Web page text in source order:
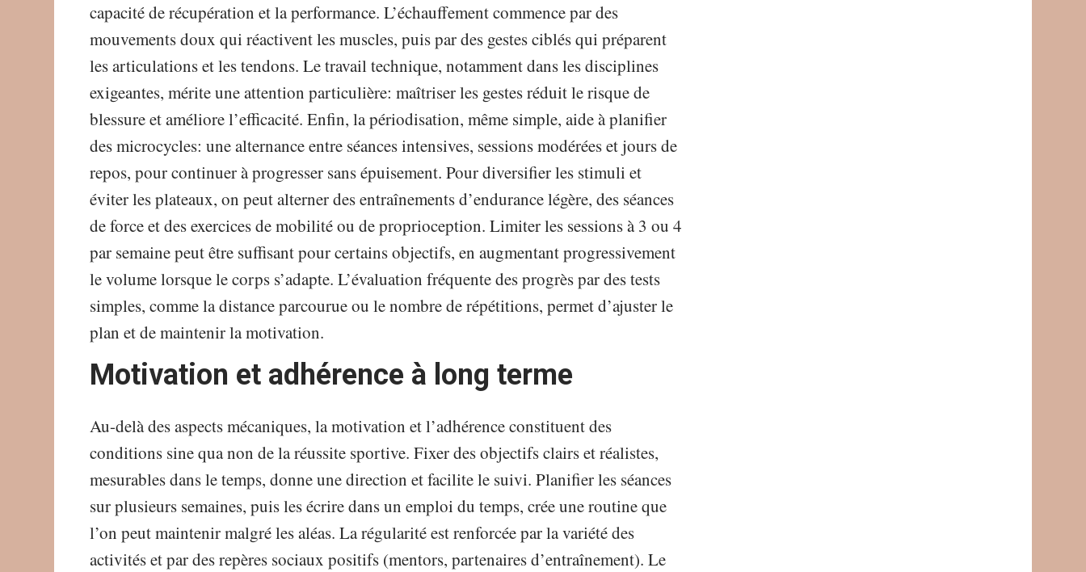
capacité de récupération et la performance. L’échauffement commence par des
mouvements doux qui réactivent les muscles, puis par des gestes ciblés qui préparent
les articulations et les tendons. Le travail technique, notamment dans les disciplines
exigeantes, mérite une attention particulière: maîtriser les gestes réduit le risque de
blessure et améliore l’efficacité. Enfin, la périodisation, même simple, aide à planifier
des microcycles: une alternance entre séances intensives, sessions modérées et jours de
repos, pour continuer à progresser sans épuisement. Pour diversifier les stimuli et
éviter les plateaux, on peut alterner des entraînements d’endurance légère, des séances
de force et des exercices de mobilité ou de proprioception. Limiter les sessions à 3 ou 4
par semaine peut être suffisant pour certains objectifs, en augmentant progressivement
le volume lorsque le corps s’adapte. L’évaluation fréquente des progrès par des tests
simples, comme la distance parcourue ou le nombre de répétitions, permet d’ajuster le
plan et de maintenir la motivation.
Motivation et adhérence à long terme
Au-delà des aspects mécaniques, la motivation et l’adhérence constituent des
conditions sine qua non de la réussite sportive. Fixer des objectifs clairs et réalistes,
mesurables dans le temps, donne une direction et facilite le suivi. Planifier les séances
sur plusieurs semaines, puis les écrire dans un emploi du temps, crée une routine que
l’on peut maintenir malgré les aléas. La régularité est renforcée par la variété des
activités et par des repères sociaux positifs (mentors, partenaires d’entraînement). Le